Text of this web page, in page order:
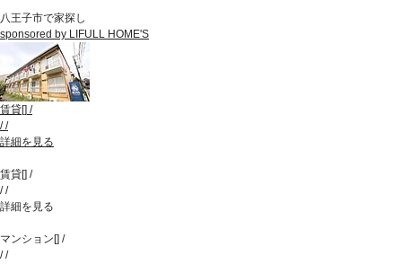
八王子市で家探し
sponsored by LIFULL HOME'S
賃貸[] /
//
詳細を見る
賃貸[] /
//
詳細を見る
マンション [] /
//